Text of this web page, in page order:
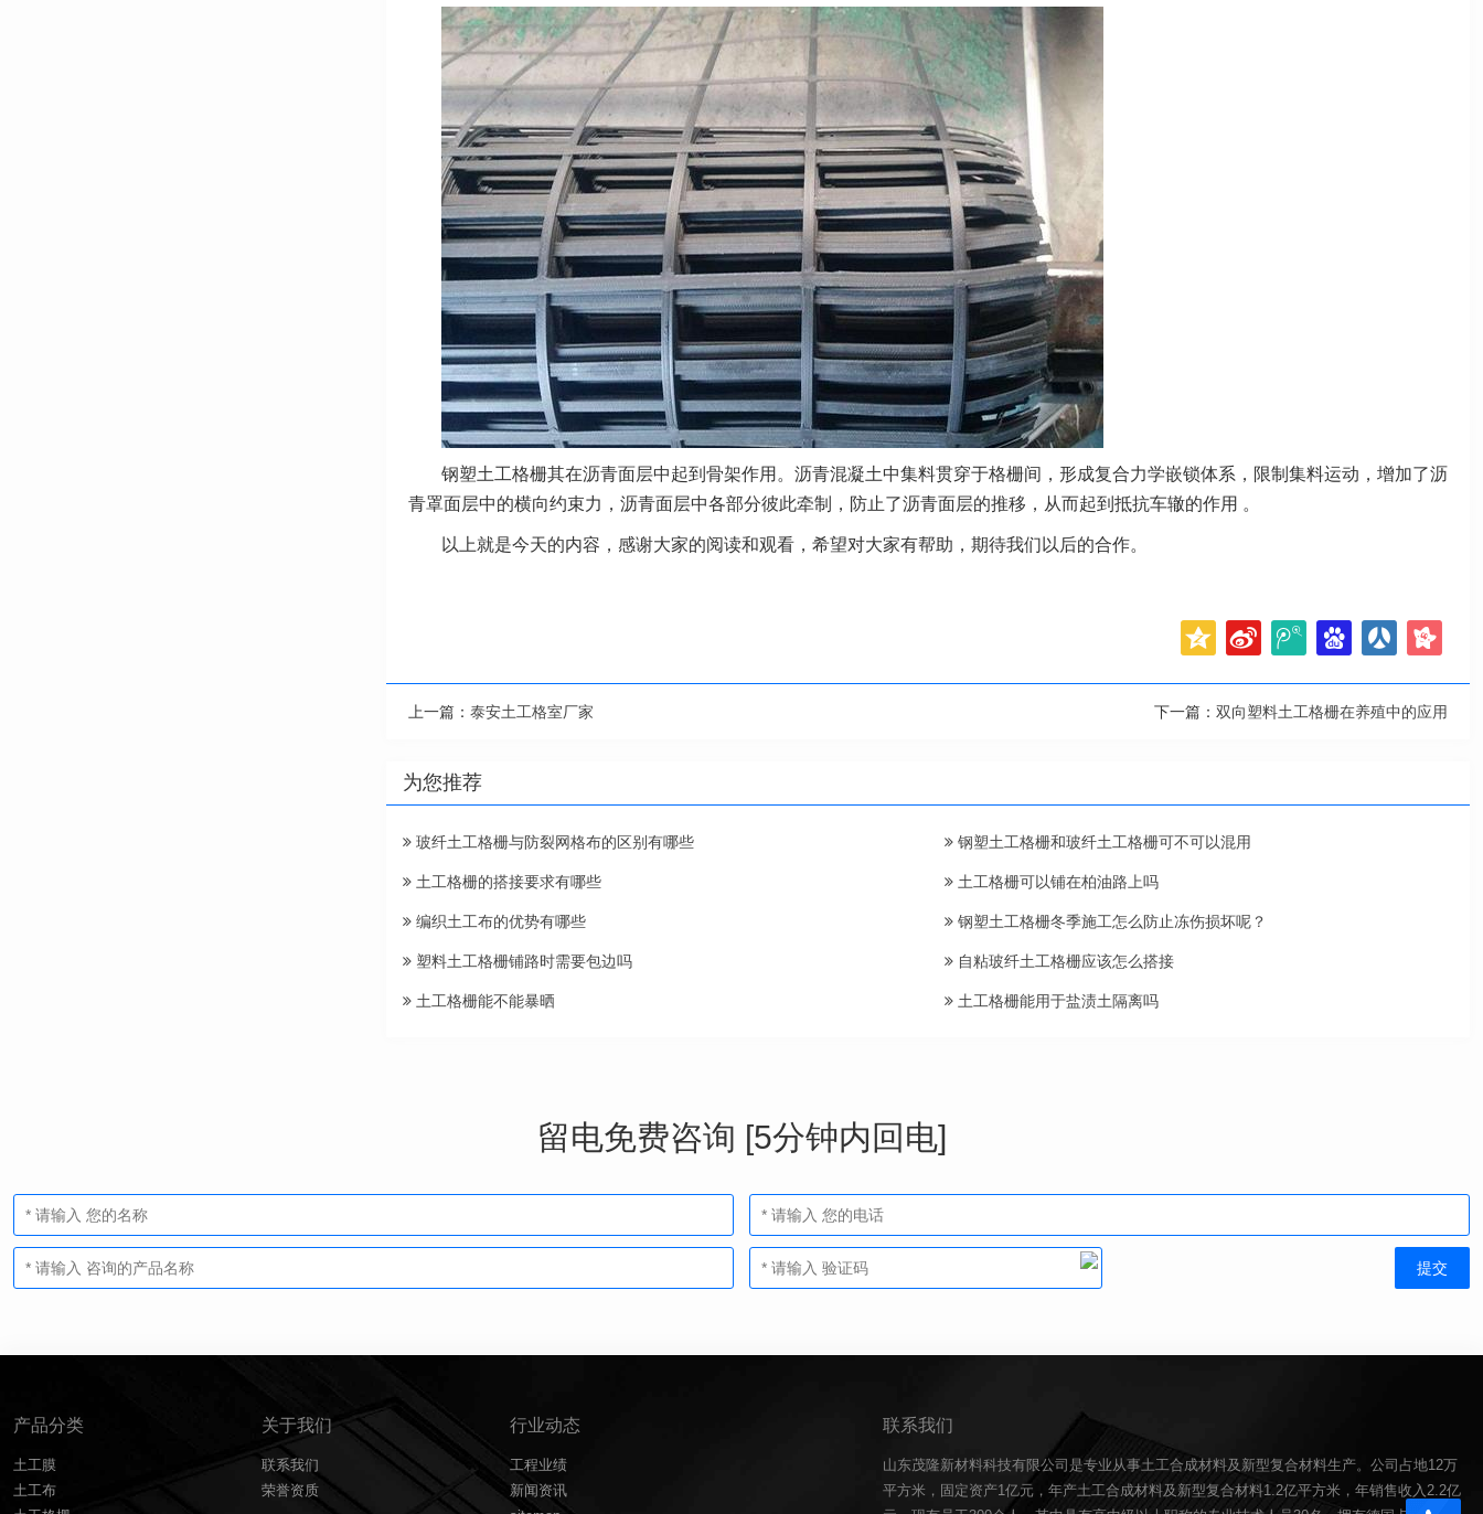
钢塑土工格栅其在沥青面层中起到骨架作用。沥青混凝土中集料贯穿于格栅间，形成复合力学嵌锁体系，限制集料运动，增加了沥
青罩面层中的横向约束力，沥青面层中各部分彼此牵制，防止了沥青面层的推移，从而起到抵抗车辙的作用 。
以上就是今天的内容，感谢大家的阅读和观看，希望对大家有帮助，期待我们以后的合作。
上一篇： 泰安土工格室厂家 下一篇： 双向塑料土工格栅在养殖中的应用
为您推荐
玻纤土工格栅与防裂网格布的区别有哪些 钢塑土工格栅和玻纤土工格栅可不可以混用
土工格栅的搭接要求有哪些 土工格栅可以铺在柏油路上吗
编织土工布的优势有哪些 钢塑土工格栅冬季施工怎么防止冻伤损坏呢？
塑料土工格栅铺路时需要包边吗 自粘玻纤土工格栅应该怎么搭接
土工格栅能不能暴晒 土工格栅能用于盐渍土隔离吗
留电免费咨询 [5分钟内回电]
产品分类
土工膜
土工布
关于我们
联系我们
荣誉资质
行业动态
工程业绩
新闻资讯
联系我们
山东茂隆新材料科技有限公司是专业从事土工合成材料及新型复合材料生产。公司占地12万
平方米，固定资产1亿元，年产土工合成材料及新型复合材料1.2亿平方米，年销售收入2.2亿